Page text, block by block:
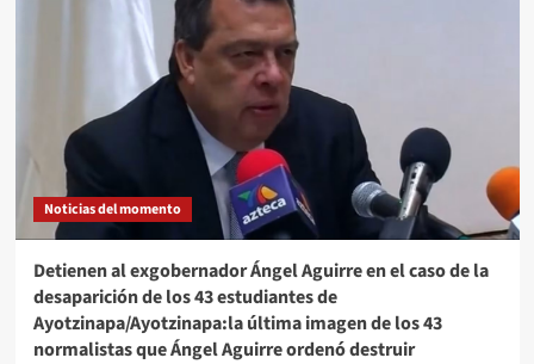
Noticias del momento
Detienen al exgobernador Ángel Aguirre en el caso de la
desaparición de los 43 estudiantes de
Ayotzinapa/Ayotzinapa:la última imagen de los 43
normalistas que Ángel Aguirre ordenó destruir